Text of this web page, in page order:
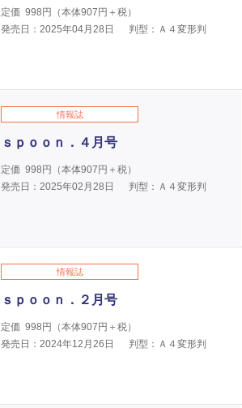
定価 998円（本体907円＋税）
発売日：2025年04月28日
判型：Ａ４変形判
情報誌
ｓｐｏｏｎ．４月号
定価 998円（本体907円＋税）
発売日：2025年02月28日
判型：Ａ４変形判
情報誌
ｓｐｏｏｎ．２月号
定価 998円（本体907円＋税）
発売日：2024年12月26日
判型：Ａ４変形判